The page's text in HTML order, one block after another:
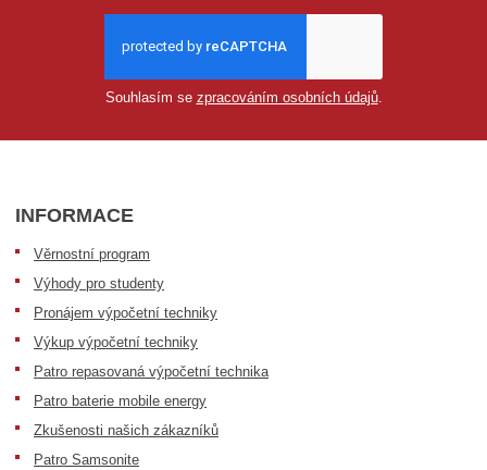
Souhlasím se zpracováním osobních údajů.
INFORMACE
Věrnostní program
Výhody pro studenty
Pronájem výpočetní techniky
Výkup výpočetní techniky
Patro repasovaná výpočetní technika
Patro baterie mobile energy
Zkušenosti našich zákazníků
Patro Samsonite